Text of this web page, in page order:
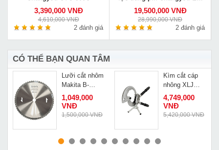
3,390,000 VNĐ
4,610,000 VNĐ
2 đánh giá
400/105C
19,500,000 VNĐ
28,990,000 VNĐ
2 đánh giá
CÓ THỂ BẠN QUAN TÂM
MUA NGAY
Lưỡi cắt nhôm
Makita B-
17304
1,049,000
VNĐ
1,500,000 VNĐ
MUA NGAY
Kìm cắt cáp
nhông XLJ
120A
4,749,000
VNĐ
5,420,000 VNĐ